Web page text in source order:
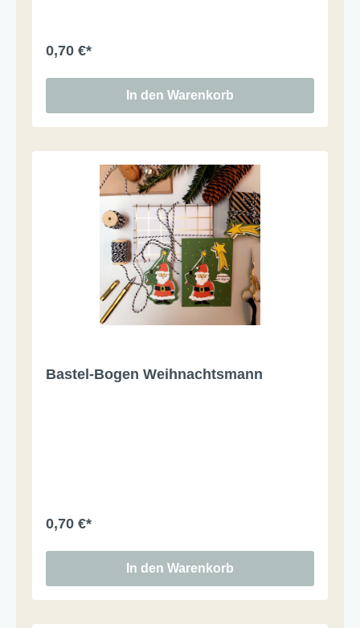
0,70 €*
In den Warenkorb
Bastel-Bogen Weihnachtsmann
0,70 €*
In den Warenkorb